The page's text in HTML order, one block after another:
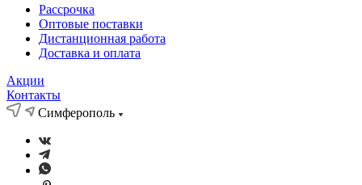
Рассрочка
Оптовые поставки
Дистанционная работа
Доставка и оплата
Акции
Контакты
Симферополь